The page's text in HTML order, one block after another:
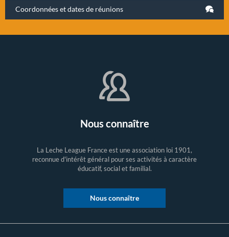
Coordonnées et dates de réunions
Nous connaître
La Leche League France est une association loi 1901,
reconnue d'intérêt général pour ses activités à caractère
éducatif, social et familial.
Nous connaître